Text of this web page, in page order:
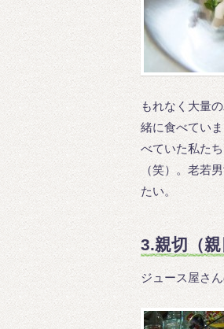
もれなく大量
緒に食べてい
べていた私た
（笑）。老若
たい。
3.親切（
ジュース屋さ